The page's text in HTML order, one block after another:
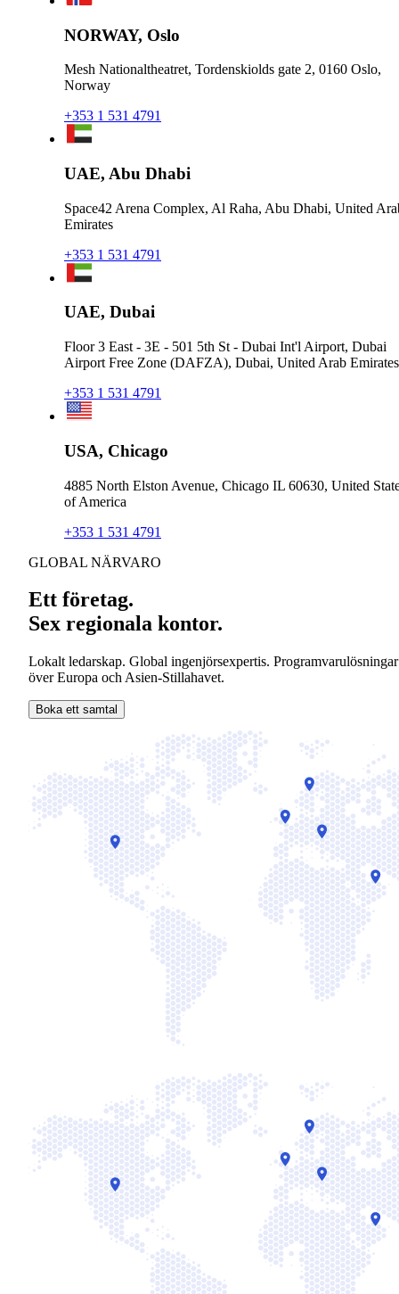
NORWAY, Oslo
Mesh Nationaltheatret, Tordenskiolds gate 2, 0160 Oslo,
Norway
+353 1 531 4791
UAE, Abu Dhabi
Space42 Arena Complex, Al Raha, Abu Dhabi, United
Emirates
+353 1 531 4791
UAE, Dubai
Floor 3 East - 3E - 501 5th St - Dubai Int'l Airport, Dubai
Airport Free Zone (DAFZA), Dubai, United Arab Emirates
+353 1 531 4791
USA, Chicago
4885 North Elston Avenue, Chicago IL 60630, United
of America
+353 1 531 4791
GLOBAL NÄRVARO
Ett företag.
Sex regionala kontor.
Lokalt ledarskap. Global ingenjörsexpertis. Programvarulösningar
över Europa och Asien-Stillahavet.
Boka ett samtal